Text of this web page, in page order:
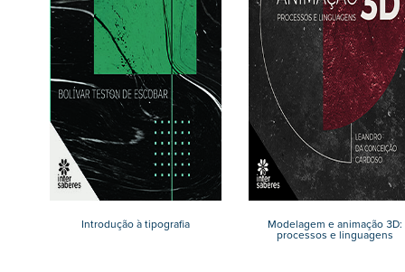
Introdução à tipografia Modelagem e animação 3D:
processos e linguagens